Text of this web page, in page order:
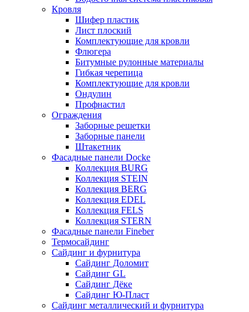
Кровля
Шифер пластик
Лист плоский
Комплектующие для кровли
Флюгера
Битумные рулонные материалы
Гибкая черепица
Комплектующие для кровли
Ондулин
Профнастил
Ограждения
Заборные решетки
Заборные панели
Штакетник
Фасадные панели Docke
Коллекция BURG
Коллекция STEIN
Коллекция BERG
Коллекция EDEL
Коллекция FELS
Коллекция STERN
Фасадные панели Fineber
Термосайдинг
Сайдинг и фурнитура
Сайдинг Доломит
Сайдинг GL
Сайдинг Дёке
Сайдинг Ю-Пласт
Сайдинг металлический и фурнитура